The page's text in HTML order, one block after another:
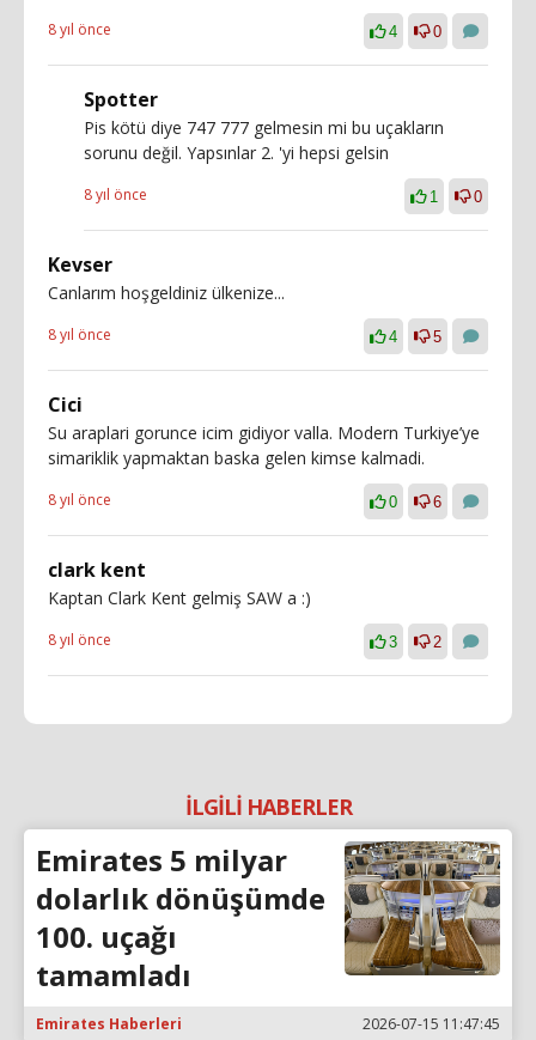
8 yıl önce 4 0
Spotter
Pis kötü diye 747 777 gelmesin mi bu uçakların
sorunu değil. Yapsınlar 2. 'yi hepsi gelsin
8 yıl önce 1 0
Kevser
Canlarım hoşgeldiniz ülkenize...
8 yıl önce 4 5
Cici
Su araplari gorunce icim gidiyor valla. Modern Turkiye’ye
simariklik yapmaktan baska gelen kimse kalmadi.
8 yıl önce 0 6
clark kent
Kaptan Clark Kent gelmiş SAW a :)
8 yıl önce 3 2
İLGİLİ HABERLER
Emirates 5 milyar
dolarlık dönüşümde
100. uçağı
tamamladı
Emirates Haberleri 2026-07-15 11:47:45